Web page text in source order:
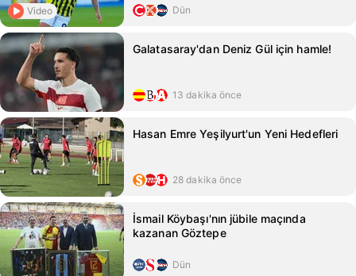
Video Dün
Galatasaray'dan Deniz Gül için hamle!
13 dakika önce
Hasan Emre Yeşilyurt'un Yeni Hedefleri
28 dakika önce
İsmail Köybaşı'nın jübile maçında
kazanan Göztepe
Dün